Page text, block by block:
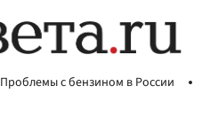
Проблемы с бензином в России